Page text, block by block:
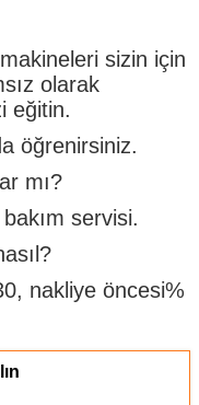
sizin için
olarak
eğitin.
öğrenirsiniz.
mı?
servisi.
nakliye öncesi%